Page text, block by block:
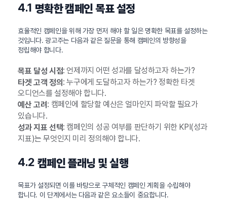
4.1 명확한 캠페인 목표 설정
효율적인 캠페인을 위해 가장 먼저 해야 할 일은 명확한 목표를 설정하는
것입니다. 광고주는 다음과 같은 질문을 통해 캠페인의 방향성을
정립해야 합니다.
목표 달성 시점: 언제까지 어떤 성과를 달성하고자 하는가?
타겟 고객 정의 : 누구에게 도달하고자 하는가? 정확한 타겟
오디언스를 설정해야 합니다.
예산 고려 : 캠페인에 할당할 예산은 얼마인지 파악할 필요가
있습니다.
성과 지표 선택: 캠페인의 성공 여부를 판단하기 위한 KPI(성과
지표)는 무엇인지 미리 정의해야 합니다.
4.2 캠페인 플래닝 및 실행
목표가 설정되면 이를 바탕으로 구체적인 캠페인 계획을 수립해야
합니다. 이 단계에서는 다음과 같은 요소들이 중요합니다.